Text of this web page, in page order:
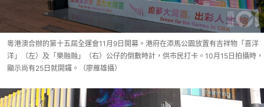
粵港澳合辦的第十五屆全運會11月9日開幕。港府在添馬公園放置有吉祥物「喜洋
洋」（左）及「樂融融」（右）公仔的倒數時計，供市民打卡。10月15日拍攝時，
顯示尚有25日就開鑼。（廖雁雄攝）